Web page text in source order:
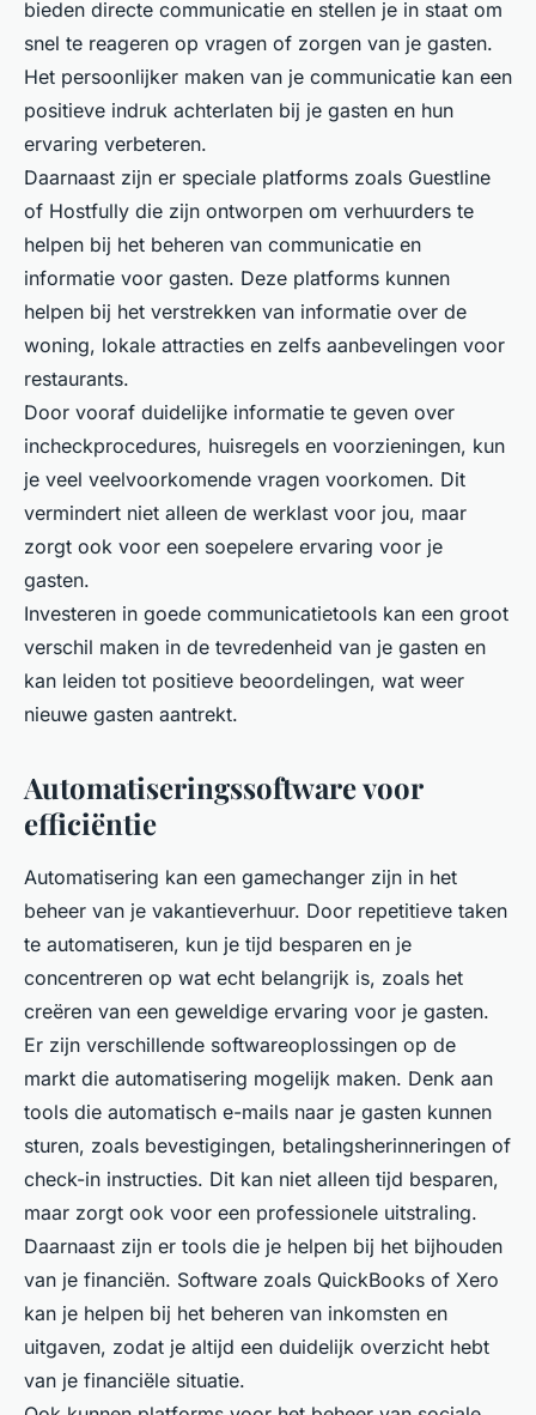
bieden directe communicatie en stellen je in staat om
snel te reageren op vragen of zorgen van je gasten.
Het persoonlijker maken van je communicatie kan een
positieve indruk achterlaten bij je gasten en hun
ervaring verbeteren.
Daarnaast zijn er speciale platforms zoals Guestline
of Hostfully die zijn ontworpen om verhuurders te
helpen bij het beheren van communicatie en
informatie voor gasten. Deze platforms kunnen
helpen bij het verstrekken van informatie over de
woning, lokale attracties en zelfs aanbevelingen voor
restaurants.
Door vooraf duidelijke informatie te geven over
incheckprocedures, huisregels en voorzieningen, kun
je veel veelvoorkomende vragen voorkomen. Dit
vermindert niet alleen de werklast voor jou, maar
zorgt ook voor een soepelere ervaring voor je
gasten.
Investeren in goede communicatietools kan een groot
verschil maken in de tevredenheid van je gasten en
kan leiden tot positieve beoordelingen, wat weer
nieuwe gasten aantrekt.
Automatiseringssoftware voor
efficiëntie
Automatisering kan een gamechanger zijn in het
beheer van je vakantieverhuur. Door repetitieve taken
te automatiseren, kun je tijd besparen en je
concentreren op wat echt belangrijk is, zoals het
creëren van een geweldige ervaring voor je gasten.
Er zijn verschillende softwareoplossingen op de
markt die automatisering mogelijk maken. Denk aan
tools die automatisch e-mails naar je gasten kunnen
sturen, zoals bevestigingen, betalingsherinneringen of
check-in instructies. Dit kan niet alleen tijd besparen,
maar zorgt ook voor een professionele uitstraling.
Daarnaast zijn er tools die je helpen bij het bijhouden
van je financiën. Software zoals QuickBooks of Xero
kan je helpen bij het beheren van inkomsten en
uitgaven, zodat je altijd een duidelijk overzicht hebt
van je financiële situatie.